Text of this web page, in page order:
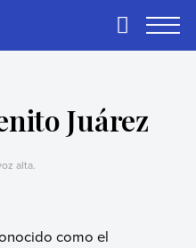
Primary
Juárez
alta.
como el